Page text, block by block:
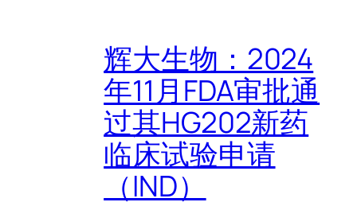
辉大生物：2024
年11月FDA审批通
过其HG202新药
临床试验申请
（IND）